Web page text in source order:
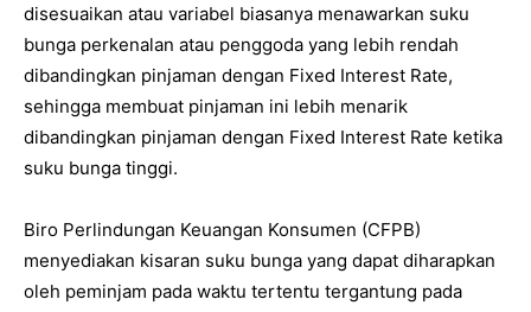
disesuaikan atau variabel biasanya menawarkan suku
bunga perkenalan atau penggoda yang lebih rendah
dibandingkan pinjaman dengan Fixed Interest Rate,
sehingga membuat pinjaman ini lebih menarik
dibandingkan pinjaman dengan Fixed Interest Rate ketika
suku bunga tinggi.
Biro Perlindungan Keuangan Konsumen (CFPB)
menyediakan kisaran suku bunga yang dapat diharapkan
oleh peminjam pada waktu tertentu tergantung pada